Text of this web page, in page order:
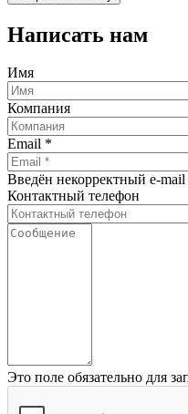
Написать нам
Имя
Компания
Email *
Введён некорректный e-mail
Контактный телефон
Это поле обязательно для